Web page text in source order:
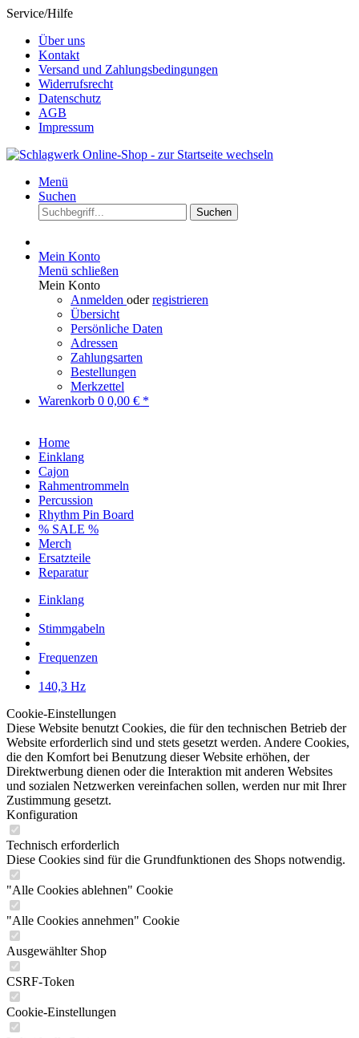
Service/Hilfe
Über uns
Kontakt
Versand und Zahlungsbedingungen
Widerrufsrecht
Datenschutz
AGB
Impressum
Menü
Suchen
Suchen
Mein Konto
Menü schließen
Mein Konto
Anmelden oderregistrieren
Übersicht
Persönliche Daten
Adressen
Zahlungsarten
Bestellungen
Merkzettel
Warenkorb 0 0,00 € *
Home
Einklang
Cajon
Rahmentrommeln
Percussion
Rhythm Pin Board
% SALE %
Merch
Ersatzteile
Reparatur
Einklang
Stimmgabeln
Frequenzen
140,3 Hz
Cookie-Einstellungen
Diese Website benutzt Cookies, die für den technischen Betrieb der
Website erforderlich sind und stets gesetzt werden. Andere Cookies,
die den Komfort bei Benutzung dieser Website erhöhen, der
Direktwerbung dienen oder die Interaktion mit anderen Websites
und sozialen Netzwerken vereinfachen sollen, werden nur mit Ihrer
Zustimmung gesetzt.
Konfiguration
Technisch erforderlich
Diese Cookies sind für die Grundfunktionen des Shops notwendig.
"Alle Cookies ablehnen" Cookie
"Alle Cookies annehmen" Cookie
Ausgewählter Shop
CSRF-Token
Cookie-Einstellungen